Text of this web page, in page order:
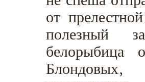
от
полезный
белорыбица